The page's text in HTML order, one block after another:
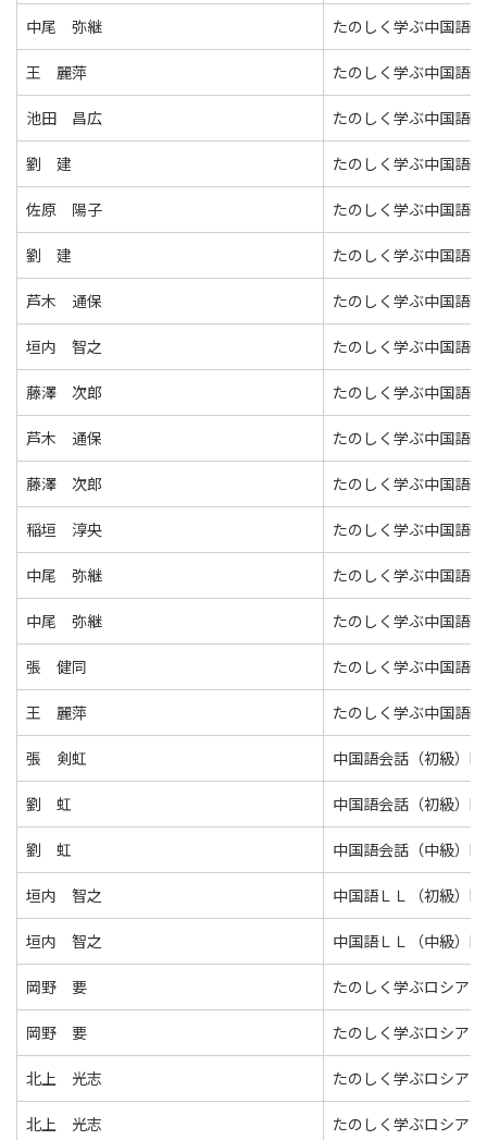
中尾 弥継 たのしく学ぶ中国語Ⅱ
王 麗萍 たのしく学ぶ中国語Ⅱ
池田 昌広 たのしく学ぶ中国語Ⅱ
劉 建 たのしく学ぶ中国語Ⅱ
佐原 陽子 たのしく学ぶ中国語Ⅱ
劉 建 たのしく学ぶ中国語Ⅱ
芦木 通保 たのしく学ぶ中国語Ⅱ
垣内 智之 たのしく学ぶ中国語Ⅱ
藤澤 次郎 たのしく学ぶ中国語Ⅱ
芦木 通保 たのしく学ぶ中国語Ⅱ
藤澤 次郎 たのしく学ぶ中国語Ⅱ
稲垣 淳央 たのしく学ぶ中国語Ⅱ
中尾 弥継 たのしく学ぶ中国語Ⅱ
中尾 弥継 たのしく学ぶ中国語Ⅱ
張 健同 たのしく学ぶ中国語Ⅱ
王 麗萍 たのしく学ぶ中国語Ⅱ
張 剣虹 中国語会話（初級）Ⅱ
劉 虹 中国語会話（初級）Ⅱ
劉 虹 中国語会話（中級）Ⅱ
垣内 智之 中国語ＬＬ（初級）Ⅱ
垣内 智之 中国語ＬＬ（中級）Ⅱ
岡野 要 たのしく学ぶロシア
岡野 要 たのしく学ぶロシア
北上 光志 たのしく学ぶロシア
北上 光志 たのしく学ぶロシア